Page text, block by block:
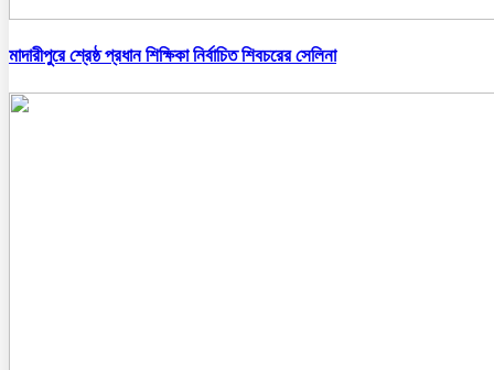
মাদারীপুরে শ্রেষ্ঠ প্রধান শিক্ষিকা নির্বাচিত শিবচরের সেলিনা